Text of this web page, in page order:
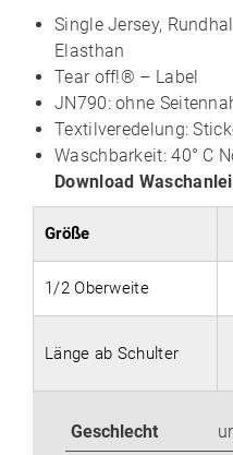
Single Jersey,
Elasthan
Tear off!® – Label
JN790: ohne
Textilveredelung:
Waschbarkeit: 40° C
Download
Größe
1/2 Oberweite
Länge ab Schulter
Geschlecht